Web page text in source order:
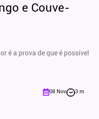
e Couve-
é a prova de que é possível
08 Nov 3 m